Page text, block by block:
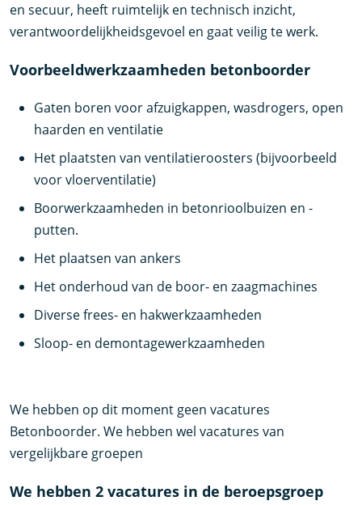
en secuur, heeft ruimtelijk en technisch inzicht,
verantwoordelijkheidsgevoel en gaat veilig te werk.
Voorbeeldwerkzaamheden betonboorder
Gaten boren voor afzuigkappen, wasdrogers, open
haarden en ventilatie
Het plaatsten van ventilatieroosters (bijvoorbeeld
voor vloerventilatie)
Boorwerkzaamheden in betonrioolbuizen en -
putten.
Het plaatsen van ankers
Het onderhoud van de boor- en zaagmachines
Diverse frees- en hakwerkzaamheden
Sloop- en demontagewerkzaamheden
We hebben op dit moment geen vacatures
Betonboorder. We hebben wel vacatures van
vergelijkbare groepen
We hebben 2 vacatures in de beroepsgroep